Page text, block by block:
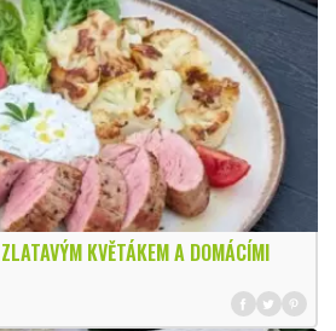
KVĚTÁKEM A DOMÁCÍMI